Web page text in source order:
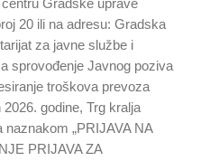
Gradske uprave
20 ili na adresu: Gradska
za javne službe i
sprovođenje Javnog poziva
troškova prevoza
godine, Trg kralja
„PRIJAVA NA
PRIJAVA ZA